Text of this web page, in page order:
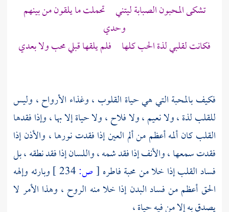
تشكى المحبون الصبابة ليتني تحملت ما يلقون من بينهم
وحدي
فكانت لقلبي لذة الحب كلها فلم يلقها قبلي محب ولا بعدي
فكيف بالمحبة التي هي حياة القلوب ، وغذاء الأرواح ، وليس
للقلب لذة ، ولا نعيم ، ولا فلاح ، ولا حياة إلا بها ، وإذا فقدها
القلب كان ألمه أعظم من ألم العين إذا فقدت نورها ، والأذن إذا
فقدت سمعها ، والأنف إذا فقد شمه ، واللسان إذا فقد نطقه ، بل
فساد القلب إذا خلا من محبة فاطره [ص:
وبارئه وإلهه
الحق أعظم من فساد البدن إذا خلا منه الروح ، وهذا الأمر لا
يصدق به إلا من فيه حياة ،